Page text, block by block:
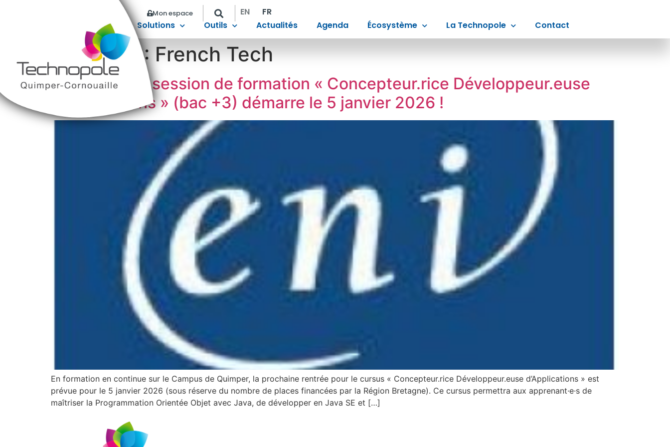
Mon espace EN
FR
Solutions
Outils Actualités Agenda Écosystème La Technopole Contact
Étiquette : French Tech
La prochaine session de formation « Concepteur.rice Développeur.euse
d’Applications » (bac +3) démarre le 5 janvier 2026 !
En formation en continue sur le Campus de Quimper, la prochaine rentrée pour le cursus « Concepteur.rice Développeur.euse d’Applications » est
prévue pour le 5 janvier 2026 (sous réserve du nombre de places financées par la Région Bretagne). Ce cursus permettra aux apprenant·e·s de
maîtriser la Programmation Orientée Objet avec Java, de développer en Java SE et […]